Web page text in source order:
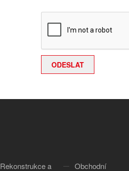
Rekonstrukce a Obchodní